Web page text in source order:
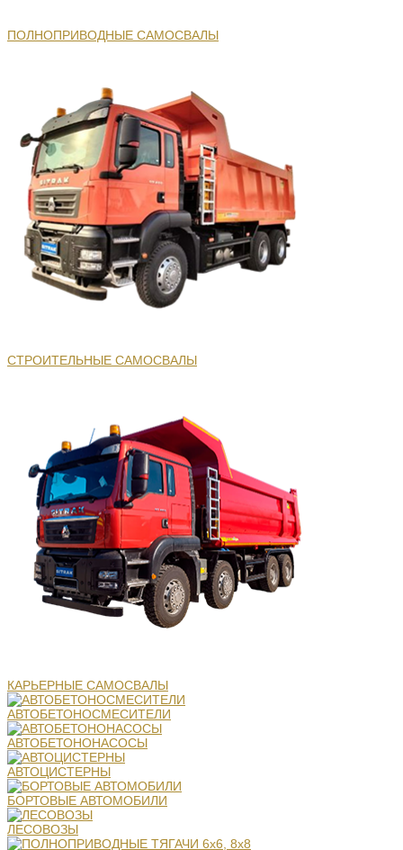
ПОЛНОПРИВОДНЫЕ САМОСВАЛЫ
СТРОИТЕЛЬНЫЕ САМОСВАЛЫ
КАРЬЕРНЫЕ САМОСВАЛЫ
АВТОБЕТОНОСМЕСИТЕЛИ
АВТОБЕТОНОНАСОСЫ
АВТОЦИСТЕРНЫ
БОРТОВЫЕ АВТОМОБИЛИ
ЛЕСОВОЗЫ